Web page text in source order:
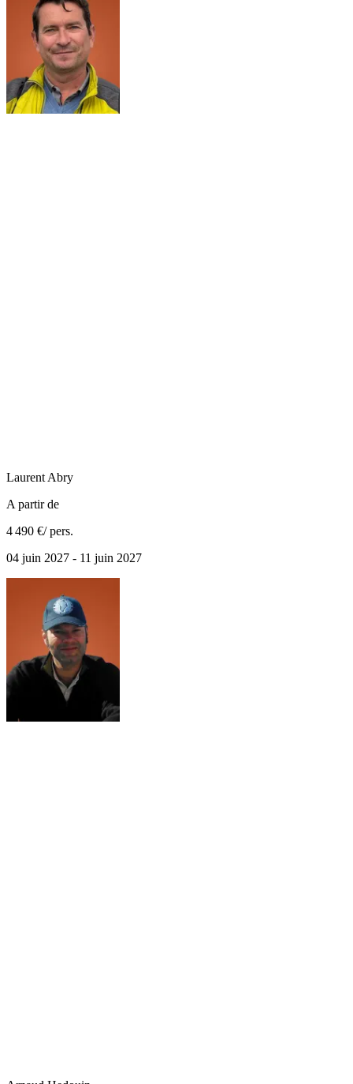
Laurent Abry
A partir de
4 490 €/ pers.
04 juin 2027 - 11 juin 2027